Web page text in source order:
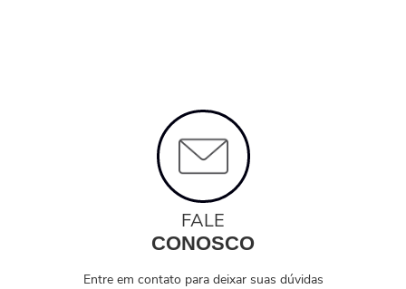
FALE
CONOSCO
Entre em contato para deixar suas dúvidas